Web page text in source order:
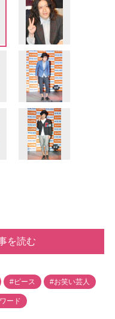
を読む
#ピース #お笑い芸人
ード